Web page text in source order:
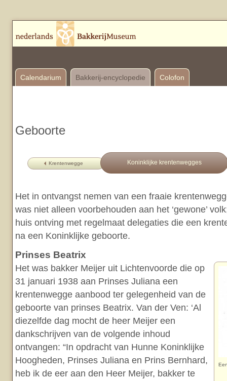
Calendarium Bakkerij-encyclopedie Colofon
Geboorte
Krentenwegge Koninklijke krentenwegges
Het in ontvangst nemen van een fraaie
was niet alleen voorbehouden aan het ‘gewone’
huis ontving met regelmaat delegaties die een
na een Koninklijke geboorte.
Prinses Beatrix
Het was bakker Meijer uit Lichtenvoorde die op
31 januari 1938 aan Prinses Juliana een
krentenwegge aanbood ter gelegenheid van de
geboorte van prinses Beatrix. Van der Ven: ‘Al
diezelfde dag mocht de heer Meijer een
dankschrijven van de volgende inhoud
ontvangen: “In opdracht van Hunne Koninklijke
Hoogheden, Prinses Juliana en Prins Bernhard,
heb ik de eer aan den Heer Meijer, bakker te